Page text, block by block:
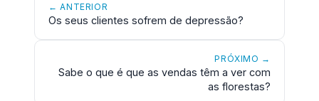
← ANTERIOR
Os seus clientes sofrem de depressão?
PRÓXIMO →
Sabe o que é que as vendas têm a ver com
as florestas?